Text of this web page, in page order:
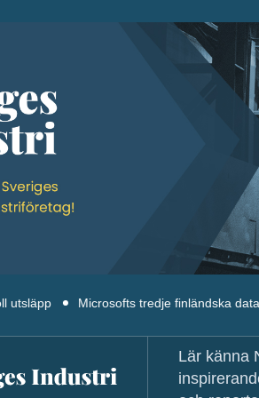
Microsofts tredje finländska datacenter byggs
Lär känna